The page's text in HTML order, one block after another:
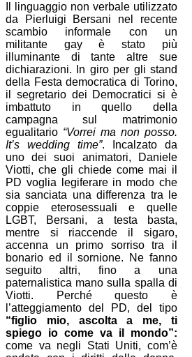
Il linguaggio non verbale utilizzato
da Pierluigi Bersani nel recente
scambio informale con un
militante gay è stato più
illuminante di tante altre sue
dichiarazioni. In giro per gli stand
della Festa democratica di Torino,
il segretario dei Democratici si è
imbattuto in quello della
campagna sul matrimonio
egualitario “Vorrei ma non posso.
It’s wedding time”. Incalzato da
uno dei suoi animatori, Daniele
Viotti, che gli chiede come mai il
PD voglia legiferare in modo che
sia sanciata una differenza tra le
coppie eterosessuali e quelle
LGBT, Bersani, a testa basta,
mentre si riaccende il sigaro,
accenna un primo sorriso tra il
bonario ed il sornione. Ne fanno
seguito altri, fino a una
paternalistica mano sulla spalla di
Viotti. Perché questo è
l’atteggiamento del PD, del tipo
“figlio mio, ascolta a me, ti
spiego io come va il mondo”:
come va negli Stati Uniti, com’è